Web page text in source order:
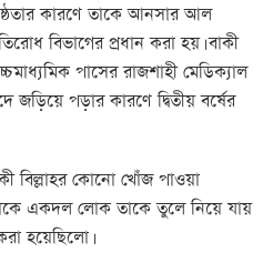
কারণে তাকে আনসার আল
বিভাগের প্রধান করা হয়। বাকী
পাসের রাজশাহী মেডিক্যাল
জড়িয়ে পড়ার কারণে দ্বিতীয় বর্ষের
বিল্লাহর কোনো খোঁজ পাওয়া
একদল লোক তাকে তুলে নিয়ে যায়
হয়েছিলো।